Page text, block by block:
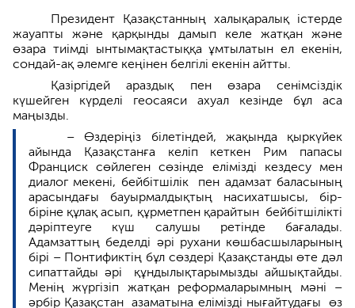
Президент Қазақстанның халықаралық істерде
жауапты және қарқынды дамып келе жатқан және
өзара тиімді ынтымақтастыққа ұмтылатын ел екенін,
сондай-ақ әлемге кеңінен белгілі екенін айтты.
Қазіргідей араздық пен өзара сенімсіздік
күшейген күрделі геосаяси ахуал кезінде бұл аса
маңызды.
– Өздеріңіз білетіндей, жақында қыркүйек
айында Қазақстанға келіп кеткен Рим папасы
Франциск сөйлеген сөзінде елімізді кездесу мен
диалог мекені, бейбітшілік пен адамзат баласының
арасындағы бауырмалдықтың насихатшысы, бір-
біріне құлақ асып, құрметпен қарайтын бейбітшілікті
дәріптеуге күш салушы ретінде бағалады.
Адамзаттың беделді әрі рухани көшбасшыларының
бірі – Понтификтің бұл сөздері Қазақстанды өте дәл
сипаттайды әрі құндылықтарымызды айшықтайды.
Менің жүргізіп жатқан реформаларымның мәні –
әрбір Қазақстан азаматына елімізді нығайтудағы өз